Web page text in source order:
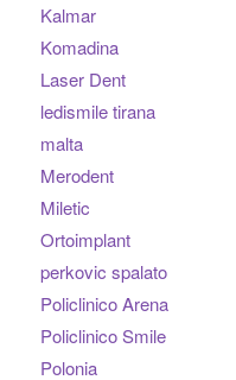
Kalmar
Komadina
Laser Dent
ledismile tirana
malta
Merodent
Miletic
Ortoimplant
perkovic spalato
Policlinico Arena
Policlinico Smile
Polonia